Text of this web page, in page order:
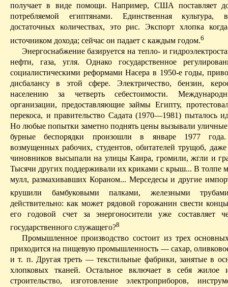
получает в виде помощи. Например, США поставляет
потребляемой египтянами. Единственная культура,
достаточных количествах, это рис. Экспорт хлопка
источником дохода; сейчас он падает с каждым годом.6
Энергоснабжение базируется на тепло- и
нефти, газа, угля. Однако государственное
социалистическими реформами Насера в 1950-е годы,
дисбалансу в этой сфере. Электричество, бензин,
населению за четверть себестоимости.
организации, предоставляющие займы Египту,
перекоса, и правительство Садата (1970—1981) пыталось
Но любые попытки заметно поднять цены вызывали
бурные беспорядки произошли в январе 1977
возмущенных рабочих, студентов, обитателей трущоб, даже
чиновников высыпали на улицы Каира, громили, жгли и
Тысячи других поддерживали их криками с крыш... В толпе
мулл, размахивавших Кораном... Мерседесы и другие
крушили бамбуковыми палками, железными
действительно: как может рядовой горожанин свести
его годовой счет за энергоносители уже составляет
государственного служащего?8
Промышленное производство состоит из трех
приходится на пищевую промышленность — сахар,
и т. п. Другая треть — текстильные фабрики, занятые в
хлопковых тканей. Остальное включает в себя жилое
строительство, изготовление электроприборов,